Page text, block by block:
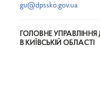
gu@dpssko.gov.ua
ГОЛОВНЕ
В КИЇВСЬКІЙ ОБЛАСТІ